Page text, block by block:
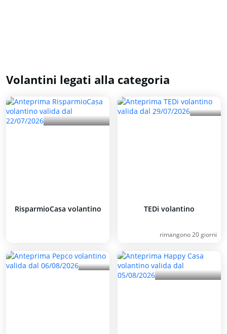
Volantini legati alla categoria
RisparmioCasa volantino TEDi volantino
rimangono 20 giorni